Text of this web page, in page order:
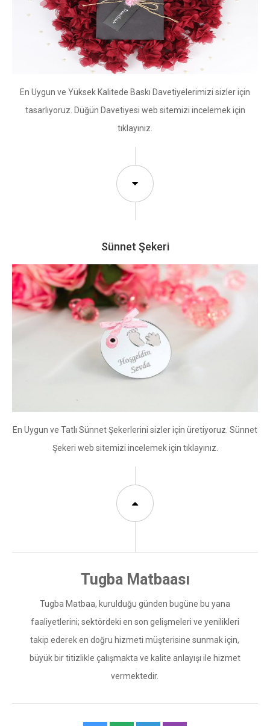
En Uygun ve Yüksek Kalitede Baskı Davetiyelerimizi sizler için
tasarlıyoruz. Düğün Davetiyesi web sitemizi incelemek için
tıklayınız.
Sünnet Şekeri
En Uygun ve Tatlı Sünnet Şekerlerini sizler için üretiyoruz. Sünnet
Şekeri web sitemizi incelemek için tıklayınız.
Tugba Matbaa, kurulduğu günden bugüne bu yana
faaliyetlerini; sektördeki en son gelişmeleri ve yenilikleri
takip ederek en doğru hizmeti müşterisine sunmak için,
büyük bir titizlikle çalışmakta ve kalite anlayışı ile hizmet
vermektedir.